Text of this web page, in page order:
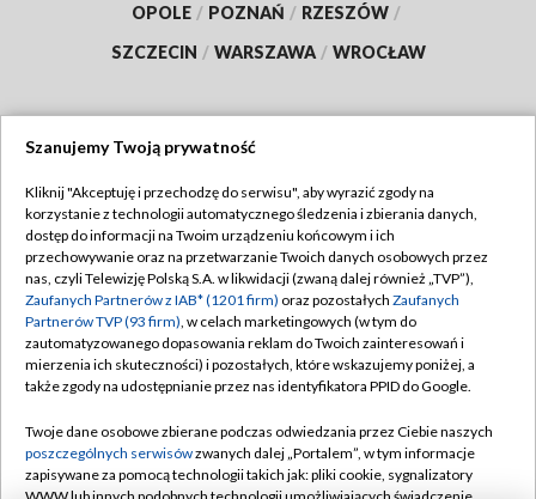
OPOLE / POZNAŃ / RZESZÓW /
SZCZECIN / WARSZAWA / WROCŁAW
TVP
Abonament TVP
Emisja w TVP
Centrum informacji TVP
Naziemna Telewizja Cyfrowa
Rada Programowa
System NOS
Regulamin TVP
Polityka prywatności
Moje zgody
Pomoc
Kontakt
Szanujemy Twoją prywatność
Kliknij "Akceptuję i przechodzę do serwisu", aby wyrazić zgody na
korzystanie z technologii automatycznego śledzenia i zbierania danych,
dostęp do informacji na Twoim urządzeniu końcowym i ich
przechowywanie oraz na przetwarzanie Twoich danych osobowych przez
nas, czyli Telewizję Polską S.A. w likwidacji (zwaną dalej również „TVP”),
Zaufanych Partnerów z IAB* (1201 firm) oraz pozostałych Zaufanych
Partnerów TVP (93 firm), w celach marketingowych (w tym do
zautomatyzowanego dopasowania reklam do Twoich zainteresowań i
mierzenia ich skuteczności) i pozostałych, które wskazujemy poniżej, a
także zgody na udostępnianie przez nas identyfikatora PPID do Google.
Twoje dane osobowe zbierane podczas odwiedzania przez Ciebie naszych
poszczególnych serwisówzwanych dalej „Portalem”, w tym informacje
zapisywane za pomocą technologii takich jak: pliki cookie, sygnalizatory